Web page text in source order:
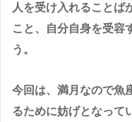
人を受け入れることば
こと、自分自身を受容
う。
今回は、満月なので魚
るために妨げとなって